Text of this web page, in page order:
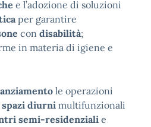
e l’adozione di soluzioni
per garantire
con disabilità;
in materia di igiene e
le operazioni
spazi diurni multifunzionali
semi-residenziali e